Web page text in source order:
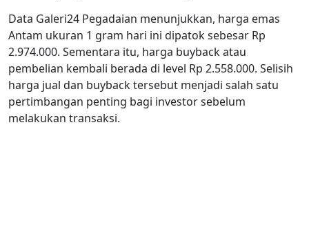
Data Galeri24 Pegadaian menunjukkan, harga emas
Antam ukuran 1 gram hari ini dipatok sebesar Rp
2.974.000. Sementara itu, harga buyback atau
pembelian kembali berada di level Rp 2.558.000. Selisih
harga jual dan buyback tersebut menjadi salah satu
pertimbangan penting bagi investor sebelum
melakukan transaksi.